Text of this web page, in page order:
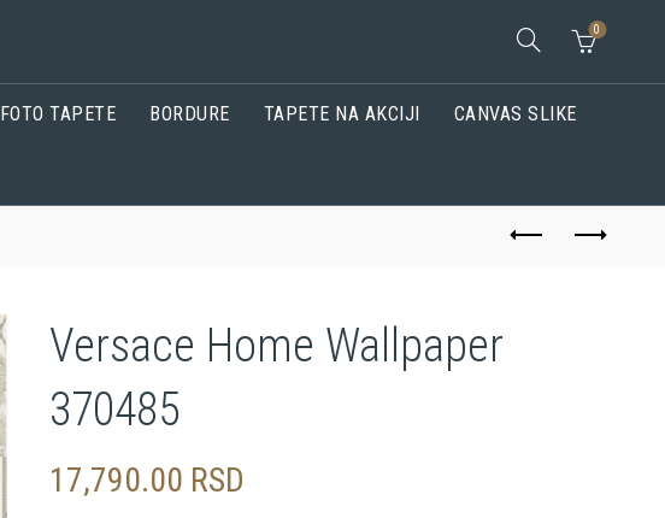
0
FOTO TAPETE BORDURE TAPETE NA AKCIJI CANVAS SLIKE
Versace Home Wallpaper
370485
17,790.00 RSD